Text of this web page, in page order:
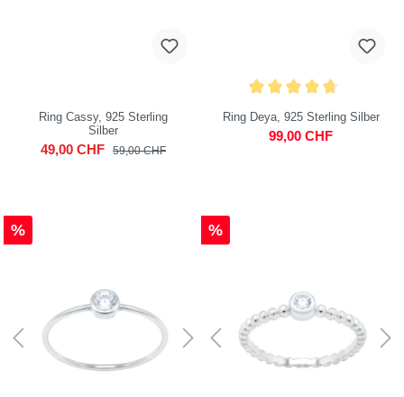
Ring Cassy, 925 Sterling
Silber
49,00 CHF 59,00 CHF
Ring Deya, 925 Sterling Silber
99,00 CHF
% %